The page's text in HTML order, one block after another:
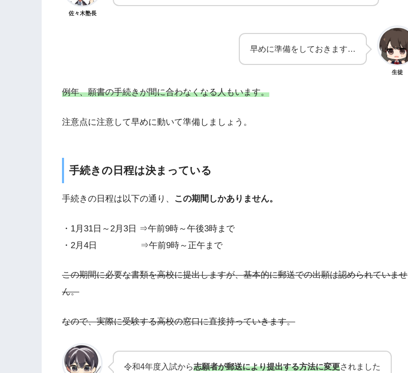
佐々木塾長
生徒
早めに準備をしておきます…
例年、願書の手続きが間に合わなくなる人もいます。
注意点に注意して早めに動いて準備しましょう。
手続きの日程は決まっている
手続きの日程は以下の通り、 この期間しかありません。
・1月31日～2月3日 ⇒午前9時～午後3時まで
・2月4日 ⇒午前9時～正午まで
この期間に必要な書類を高校に提出しますが、基本的に郵送での出願は認められていませ
ん。
なので、実際に受験する高校の窓口に直接持っていきます。
令和4年度入試から志願者が郵送により提出する方法に変更されました